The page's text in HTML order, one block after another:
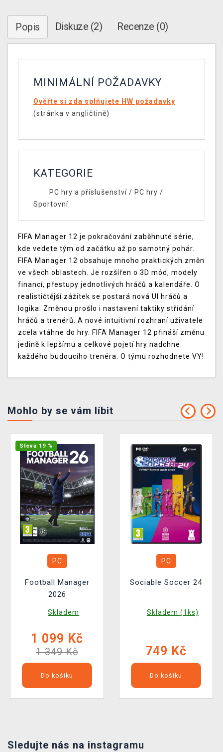
Popis Diskuze (2) Recenze (0)
MINIMÁLNÍ POŽADAVKY
Ověřte si zda splňujete HW požadavky
(stránka v angličtině)
KATEGORIE
PC hry a příslušenství/ PC hry /
Sportovní
FIFA Manager 12 je pokračování zaběhnuté série,
kde vedete tým od začátku až po samotný pohár.
FIFA Manager 12 obsahuje mnoho praktických změn
ve všech oblastech. Je rozšířen o 3D mód, modely
financí, přestupy jednotlivých hráčů a kalendáře. O
realističtější zážitek se postará nová UI hráčů a
logika. Změnou prošlo i nastavení taktiky střídání
hráčů a trenérů. A nové intuitivní rozhraní uživatele
zcela vtáhne do hry. FIFA Manager 12 přináší změnu
jedině k lepšímu a celkové pojetí hry nadchne
každého budoucího trenéra. O týmu rozhodnete VY!
Mohlo by se vám líbit
Sleva 19 %
PC
Football Manager
2026
Skladem
1 099 Kč
1 349 Kč
Do košíku
PC
Sociable Soccer 24
Skladem (1ks)
749 Kč
Do košíku
Sledujte nás na instagramu